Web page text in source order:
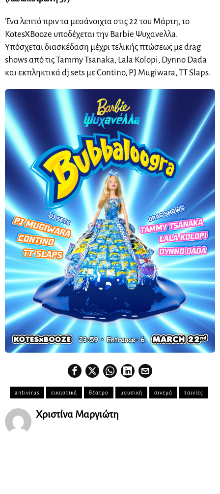
Ένα λεπτό πριν τα μεσάνοιχτα στις 22 του Μάρτη, το
KotesXBooze υποδέχεται την Barbie Ψυχανeλλa.
Υπόσχεται διασκέδαση μέχρι τελικής πτώσεως με drag
shows από τις Tammy Tsanaka, Lala Kolopi, Dynno Dada
και εκπληκτικά dj sets με Contino, PJ Mugiwara, TT Slaps.
antivirus εικαστικά θέατρο μουσική σινεμά ταινίες
Χριστίνα Μαργιώτη